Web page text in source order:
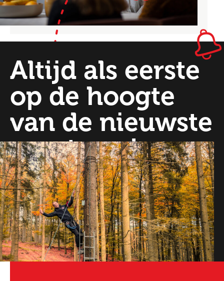
Altijd als eerste
op de hoogte
van de nieuwste
vacatures!